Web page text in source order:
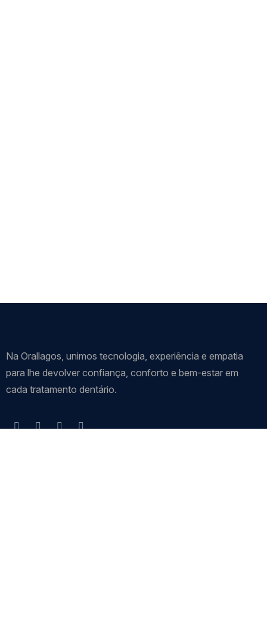
Na Orallagos, unimos tecnologia, experiência e empatia
para lhe devolver confiança, conforto e bem-estar em
cada tratamento dentário.